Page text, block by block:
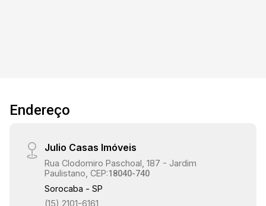
Endereço
Julio Casas Imóveis
Rua Clodomiro Paschoal, 187 - Jardim
Paulistano, CEP:18040-740
Sorocaba - SP
(15) 2101-6161